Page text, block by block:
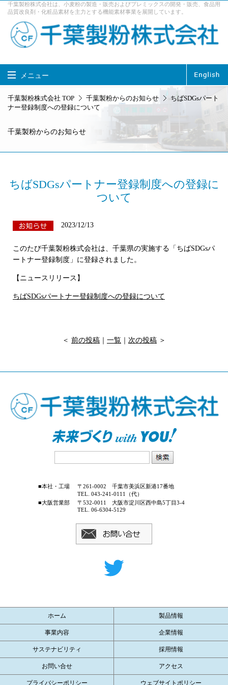
千葉製粉株式会社は、小麦粉の製造・販売およびプレミックスの開発・販売、食品用
品質改良剤・化粧品素材を主力とする機能素材事業を展開しています。
メニュー
千葉製粉株式会社 TOP
事業内容
企業情報 サステナビリティ
採用情報 お問い合せ
千葉製粉株式会社 TOP 千葉製粉からのお知らせ
ちばSDGsパート
ナー登録制度への登録について
千葉製粉からのお知らせ
ちばSDGsパートナー登録制度への登録に
ついて
2023/12/13
このたび千葉製粉株式会社は、千葉県の実施する「ちばSDGsパ
ートナー登録制度」に登録されました。
【ニュースリリース】
ちばSDGsパートナー登録制度への登録について
＜ 前の投稿 一覧 次の投稿 ＞
■本社・工場
〒261-0002 千葉市美浜区新港17番地
TEL. 043-241-0111（代）
■大阪営業部
〒532-0011 大阪市淀川区西中島5丁目3-4
TEL. 06-6304-5129
ホーム 製品情報
事業内容 企業情報
サステナビリティ 採用情報
お問い合せ アクセス
プライバシーポリシー ウェブサイトポリシー